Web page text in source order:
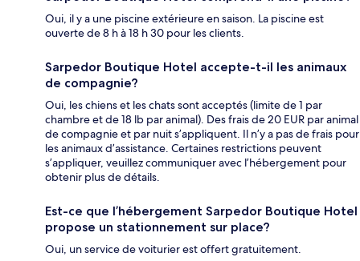
Oui, il y a une piscine extérieure en saison. La piscine est
ouverte de 8 h à 18 h 30 pour les clients.
Sarpedor Boutique Hotel accepte-t-il les animaux
de compagnie?
Oui, les chiens et les chats sont acceptés (limite de 1 par
chambre et de 18 lb par animal). Des frais de 20 EUR par animal
de compagnie et par nuit s’appliquent. Il n’y a pas de frais pour
les animaux d’assistance. Certaines restrictions peuvent
s’appliquer, veuillez communiquer avec l’hébergement pour
obtenir plus de détails.
Est-ce que l’hébergement Sarpedor Boutique Hotel
propose un stationnement sur place?
Oui, un service de voiturier est offert gratuitement.